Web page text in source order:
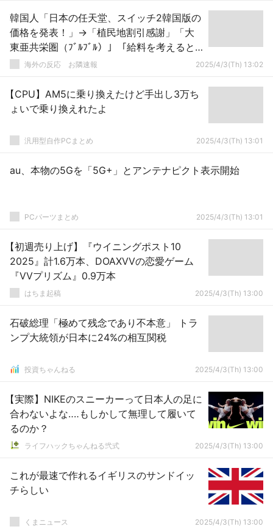
韓国人「日本の任天堂、スイッチ2韓国版の
価格を発表！」→「植民地割引感謝」「大
東亜共栄圏（ﾌﾞﾙﾌﾞﾙ）」「給料を考えると
韓国圧勝じゃないか」「うおおお、すぐに
海外の反応 お隣速報 2025/4/3(Th) 13:02
【CPU】AM5に乗り換えたけど手出し3万ち
ょいで乗り換えれたよ
汎用型自作PCまとめ 2025/4/3(Th) 13:01
au、本物の5Gを「5G+」とアンテナピクト表示開始
PCパーツまとめ 2025/4/3(Th) 13:01
【初週売り上げ】『ウイニングポスト10
2025』計1.6万本、DOAXVVの恋愛ゲーム
『VVプリズム』0.9万本
はちま起稿 2025/4/3(Th) 13:00
石破総理「極めて残念であり不本意」 トラ
ンプ大統領が日本に24%の相互関税
投資ちゃんねる 2025/4/3(Th) 13:00
【実際】NIKEのスニーカーって日本人の足に
合わないよな‥‥もしかして無理して履いて
るのか？
ライフハックちゃんねる弐式 2025/4/3(Th) 13:00
これが最速で作れるイギリスのサンドイッ
チらしい
くまニュース 2025/4/3(Th) 13:00